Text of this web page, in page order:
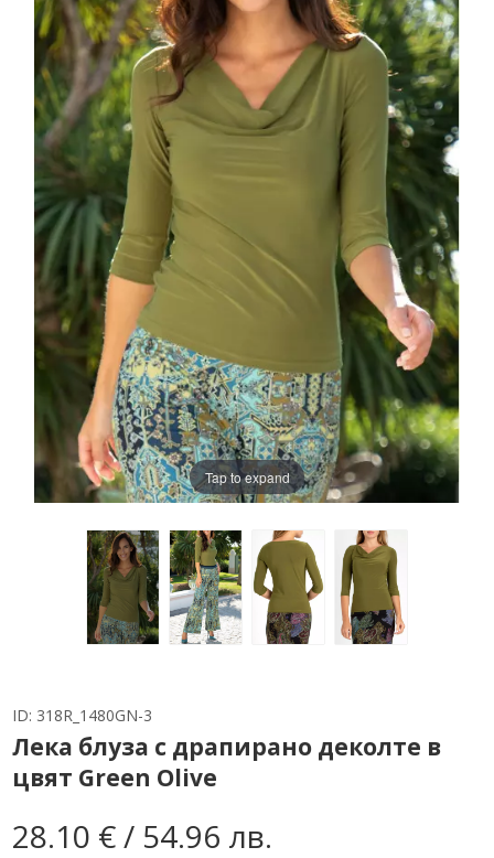
Tap to expand
ID: 318R_1480GN-3
Лека блуза с драпирано деколте в
цвят Green Olive
28.10 € / 54.96 лв.